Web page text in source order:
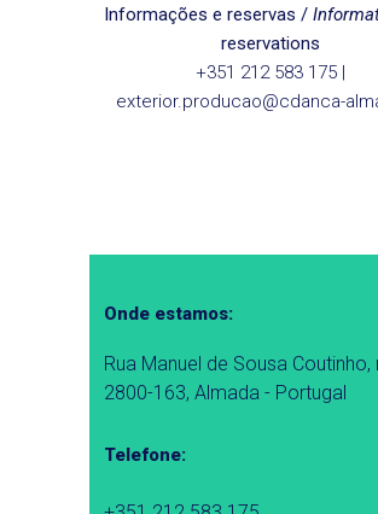
Informações e reservas /
reservations
+351 212 583 175 |
exterior.producao@cdanca-
Onde estamos:
Rua Manuel de Sousa Coutinho,
2800-163, Almada - Portugal
Telefone: